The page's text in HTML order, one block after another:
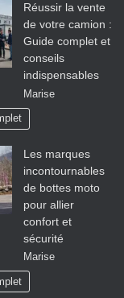
Réussir la vente
de votre camion :
Guide complet et
conseils
indispensables
Marise
Les marques
incontournables
de bottes moto
pour allier
confort et
sécurité
Marise